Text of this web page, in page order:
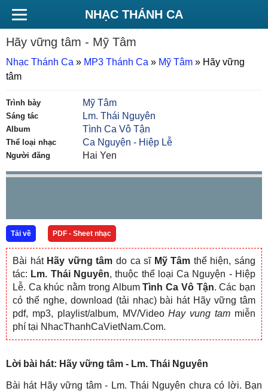
NHẠC THÁNH CA
Hãy vững tâm - Mỹ Tâm
Nhạc Thánh Ca » MP3 Thánh Ca » Mỹ Tâm » Hãy vững
tâm
Trình bày Mỹ Tâm
Sáng tác Lm. Thái Nguyên
Album Tình Ca Vô Tận
Thể loại nhạc Ca Nguyện - Hiệp Lễ
Người đăng Hai Yen
Tải về PDF - Sheet nhạc
Bài hát Hãy vững tâm do ca sĩ Mỹ Tâm thể hiện, sáng
tác: Lm. Thái Nguyên, thuộc thể loại Ca Nguyện - Hiệp
Lễ. Ca khúc nằm trong AlbumTình Ca Vô Tận. Các bạn
có thể nghe, download (tải nhạc) bài hát Hãy vững tâm
pdf, mp3, playlist/album, MV/VideoHay vung tam miễn
phí tại NhacThanhCaVietNam.Com.
Lời bài hát: Hãy vững tâm - Lm. Thái Nguyên
Bài hát Hãy vững tâm - Lm. Thái Nguyên chưa có lời. Bạn